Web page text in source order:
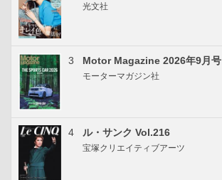
光文社
3 Motor Magazine 2026年9月号
モーターマガジン社
4 ル・サンク Vol.216
宝塚クリエイティブアーツ